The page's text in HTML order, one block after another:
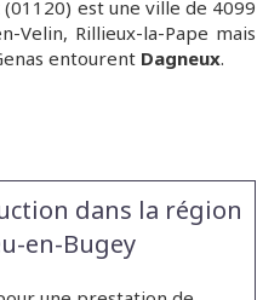
(01120) est une ville de 4099
Velin, Rillieux-la-Pape mais
entourent Dagneux.
dans la région
en-Bugey